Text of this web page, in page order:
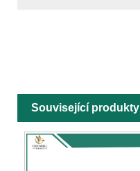
Související produkty